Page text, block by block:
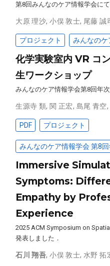
第8回みんなのケア情報学会にて
大原 理沙,小俣 敦士, 尾藤 誠
プロジェクト みんなのケ
化学実験室内 VR コ
生ワークショップ
みんなのケア情報学会第8回年
生源寺 類, 関 正宏, 島尾 青空,
PDF プロジェクト
みんなのケア情報学会 第8
Immersive
Symptoms:
Empathy by
Experience
2025 ACM Symposium on
発表しました．
石川 翔吾,小俣 敦士, 水野 拓